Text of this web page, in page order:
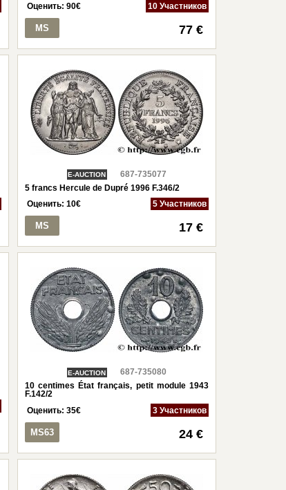
Оценить:90€ 10 Участников
MS 77 €
E-AUCTION
687-735077
5 francs Hercule de Dupré 1996 F.346/2
Оценить:10€ 5 Участников
MS 17 €
E-AUCTION
687-735080
10 centimes État français, petit module 1943
F.142/2
Оценить:35€ 3 Участников
MS63 24 €